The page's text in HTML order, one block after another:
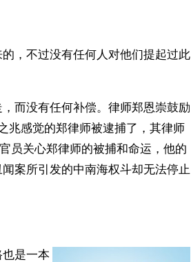
，不过没有任何人对他们提起过此
而没有任何补偿。律师郑恩崇鼓励
兆感觉的郑律师被逮捕了，其律师
员关心郑律师的被捕和命运，他的
案所引发的中南海权斗却无法停止
是一本